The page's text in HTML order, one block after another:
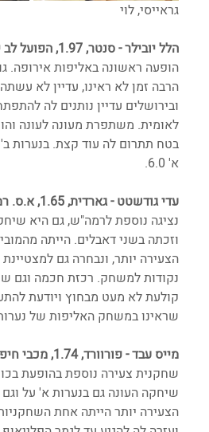
גראייסי, לוי
הלל יובילר - סנטר, 1.97, הפועל לב ירושלים
הופעה ראשונה באליפות אירופה.
הרבה זמן לא ראינו, עדיין לא
ובירושלים עדיין נותנים לה
לאומית. משתפרת מעונה לעונה
א' 6.0.
עדי גודשטט - גארדית, 1.65, א.ס. רמה"ש
נציגה נוספת לרמה"ש, גם היא
וזכתה בשני דאבלים. הייתה
נקודות למשחק. רכזת חכמה וגם
קולעת לא מעט מבחוץ ויודעת
שראינו במשחק האליפות של
מייס עבד - פורוורד, 1.74, מכבי חיפה
שחקנית צעירה נוספת בהופעת
שיחקה העונה גם בנערות א' על וגם
הצעירה יותר הייתה אחת